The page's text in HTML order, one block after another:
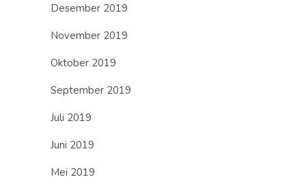
Desember 2019
November 2019
Oktober 2019
September 2019
Juli 2019
Juni 2019
Mei 2019